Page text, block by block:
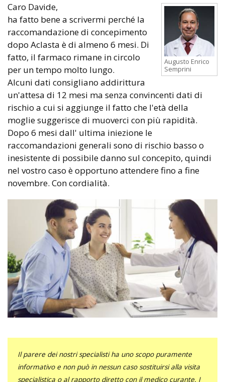
Augusto Enrico
Semprini
Caro Davide,
ha fatto bene a scrivermi perché la
raccomandazione di concepimento
dopo Aclasta è di almeno 6 mesi. Di
fatto, il farmaco rimane in circolo
per un tempo molto lungo.
Alcuni dati consigliano addirittura
un'attesa di 12 mesi ma senza convincenti dati di
rischio a cui si aggiunge il fatto che l'età della
moglie suggerisce di muoverci con più rapidità.
Dopo 6 mesi dall' ultima iniezione le
raccomandazioni generali sono di rischio basso o
inesistente di possibile danno sul concepito, quindi
nel vostro caso è opportuno attendere fino a fine
novembre. Con cordialità.
Il parere dei nostri specialisti ha uno scopo puramente
informativo e non può in nessun caso sostituirsi alla visita
specialistica o al rapporto diretto con il medico curante. I